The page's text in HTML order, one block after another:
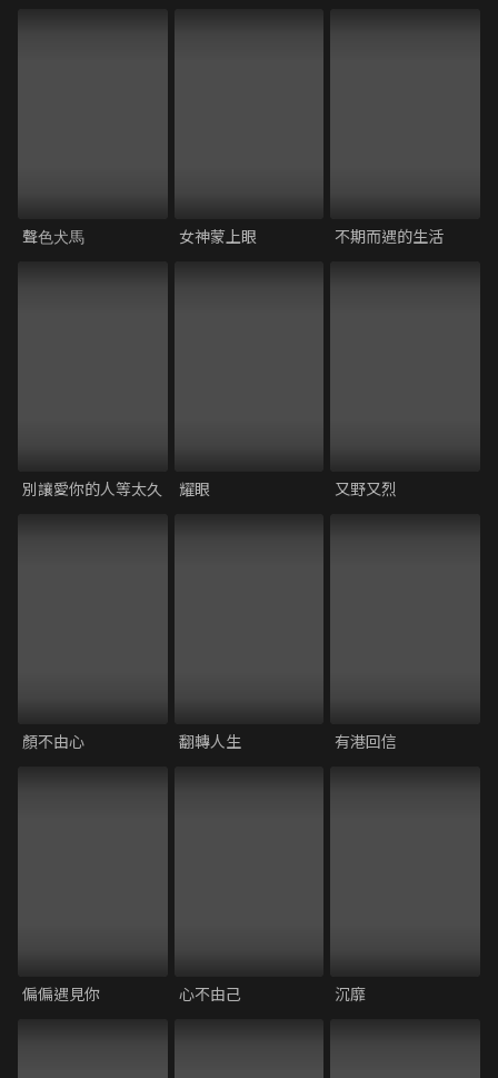
聲⾊⽝⾺ 女神蒙上眼 不期而遇的生活
別讓愛你的人等太久 耀眼 又野又烈
顏不由心 翻轉人生 有港回信
偏偏遇見你 心不由己 沉靡